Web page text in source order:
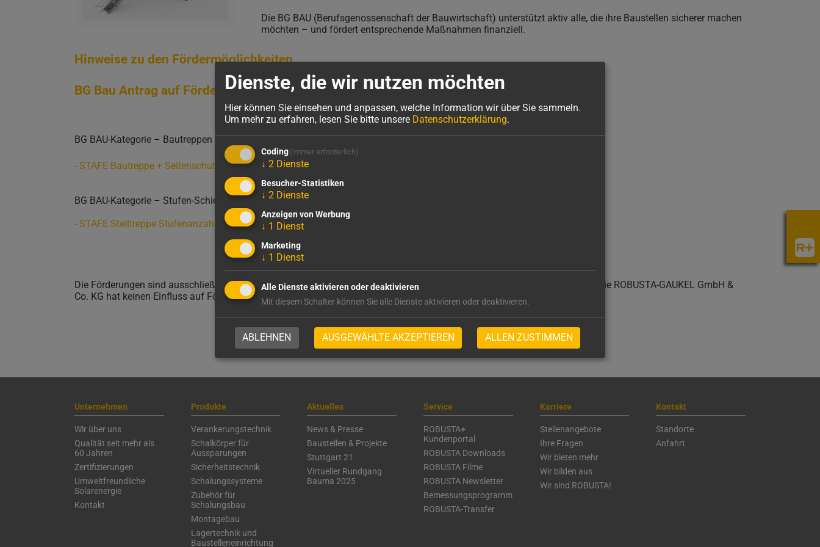
Die BG BAU (Berufsgenossenschaft der Bauwirtschaft) unterstützt aktiv alle, die ihre Baustellen sicherer machen
möchten – und fördert entsprechende Maßnahmen finanziell.
Hinweise zu den Fördermöglichkeiten
BG Bau Antrag auf Förderung einer Arbeitsschutzprämie
BG BAU-Kategorie – Bautreppen und Gerüsttreppen
- STAFE Bautreppe + Seitenschutz-Geländer; Stufenanzahl 10, 14 oder 20
BG BAU-Kategorie – Stufen-Schiebeleiter
- STAFE Steiltreppe Stufenanzahl: 12, 15, 17 oder 20
Die Förderungen sind ausschließlich bei der BG Bau zu beantragen und es gelten deren Rahmen- und Förderbedingungen. Die ROBUSTA-GAUKEL GmbH &
Co. KG hat keinen Einfluss auf Förderung und Änderungen.
Unternehmen
Wir über uns
Qualität seit mehr als
60 Jahren
Zertifizierungen
Umweltfreundliche
Solarenergie
Kontakt
Produkte
Verankerungstechnik
Schalkörper für
Aussparungen
Sicherheitstechnik
Schalungssysteme
Zubehör für
Schalungsbau
Montagebau
Lagertechnik und
Baustelleneinrichtung
Aktuelles
News & Presse
Baustellen & Projekte
Stuttgart 21
Virtueller Rundgang
Bauma 2025
Service
ROBUSTA+
Kundenportal
ROBUSTA Downloads
ROBUSTA Filme
ROBUSTA Newsletter
Bemessungsprogramm
ROBUSTA-Transfer
Karriere
Stellenangebote
Ihre Fragen
Wir bieten mehr
Wir bilden aus
Wir sind ROBUSTA!
Kontakt
Standorte
Anfahrt
Dienste, die wir nutzen möchten
Hier können Sie einsehen und anpassen, welche Information wir über Sie sammeln.
Um mehr zu erfahren, lesen Sie bitte unsere Datenschutzerklärung.
Coding (immer erforderlich)
↓ 2 Dienste
Besucher-Statistiken
↓ 2 Dienste
Anzeigen von Werbung
↓ 1 Dienst
Marketing
↓ 1 Dienst
Alle Dienste aktivieren oder deaktivieren
Mit diesem Schalter können Sie alle Dienste aktivieren oder deaktivieren.
ABLEHNEN AUSGEWÄHLTE AKZEPTIEREN ALLEN ZUSTIMMEN